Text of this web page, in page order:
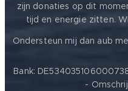
zijn donaties op dit
tijd en energie zitten.
Ondersteun mij dan aub
Bank:
-